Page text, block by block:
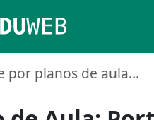
conteúdo principal